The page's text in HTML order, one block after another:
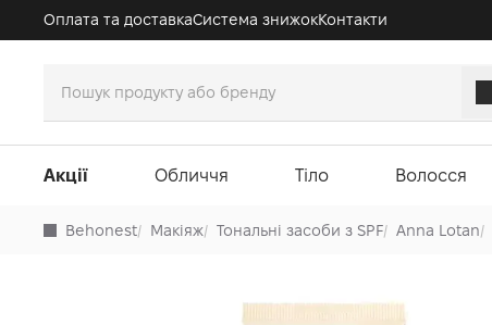
Оплата та доставкаСистема знижокКонтакти
Акції Обличчя Тіло Волосся
Behonest/ Макіяж/ Тональні засоби з SPF/ Anna Lotan/